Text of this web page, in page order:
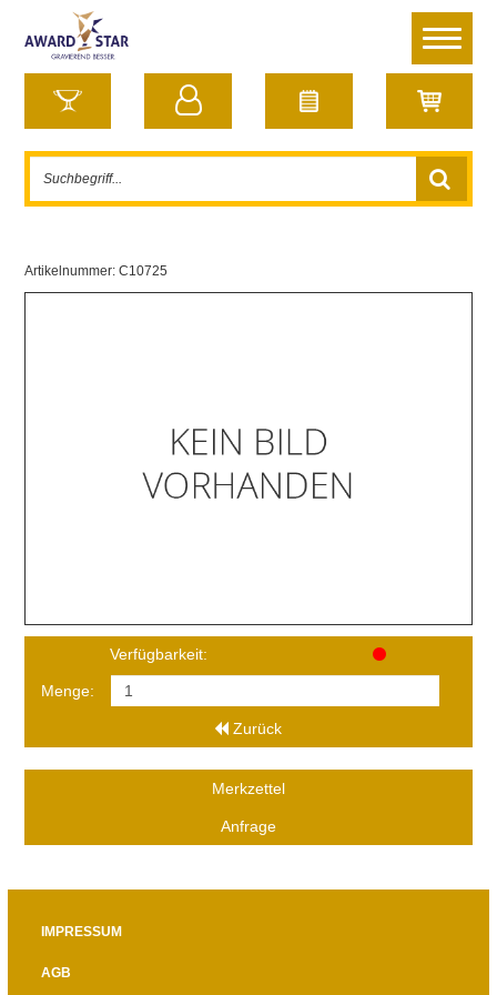
Artikelnummer: C10725
Verfügbarkeit:
Menge:
Zurück
Merkzettel
Anfrage
IMPRESSUM
AGB